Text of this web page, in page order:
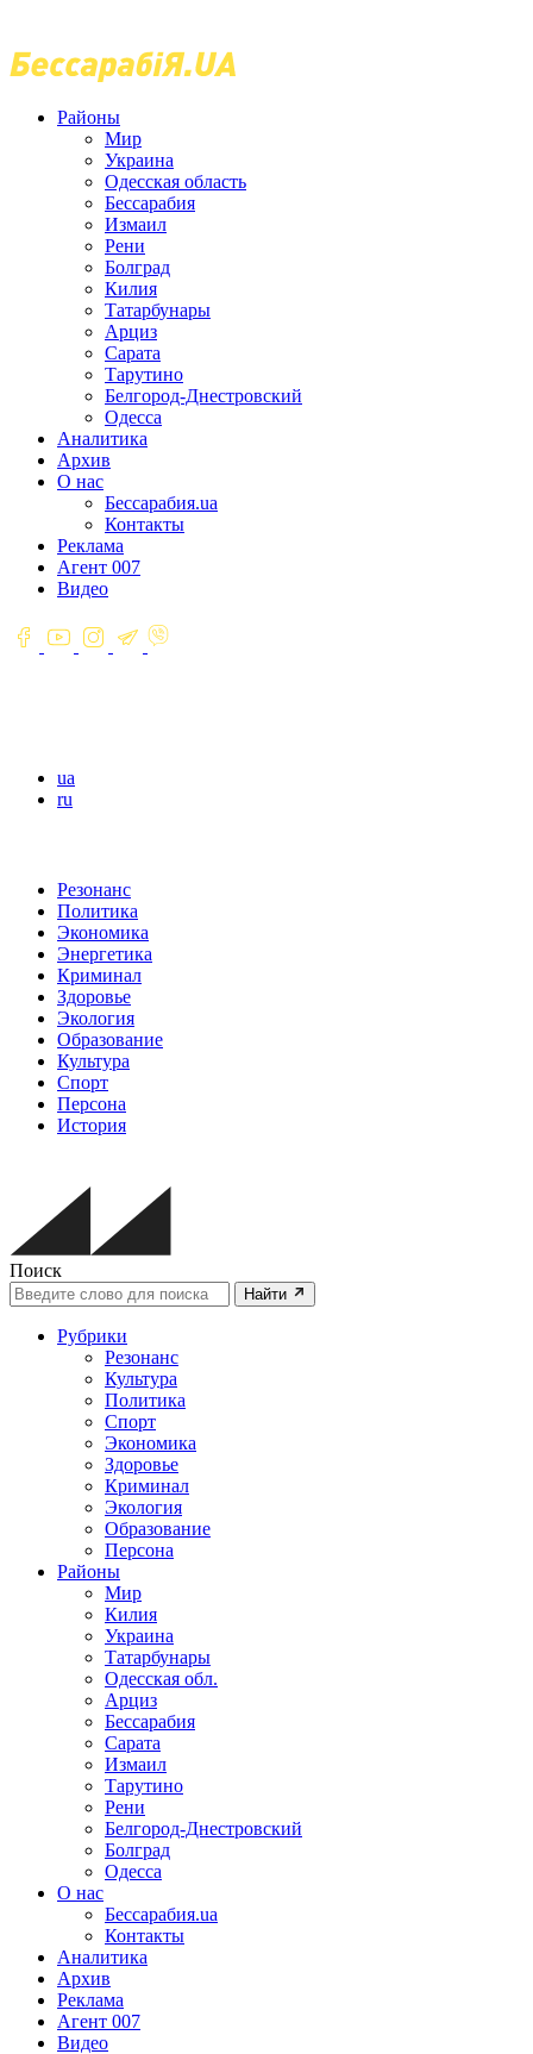
Районы
Мир
Украина
Одесская область
Бессарабия
Измаил
Рени
Болград
Килия
Татарбунары
Арциз
Сарата
Тарутино
Белгород-Днестровский
Одесса
Аналитика
Архив
О нас
Бессарабия.ua
Контакты
Реклама
Агент 007
Видео
ua
ru
Резонанс
Политика
Экономика
Энергетика
Криминал
Здоровье
Экология
Образование
Культура
Спорт
Персона
История
Поиск
Найти
Рубрики
Резонанс
Культура
Политика
Спорт
Экономика
Здоровье
Криминал
Экология
Образование
Персона
Районы
Мир
Килия
Украина
Татарбунары
Одесская обл.
Арциз
Бессарабия
Сарата
Измаил
Тарутино
Рени
Белгород-Днестровский
Болград
Одесса
О нас
Бессарабия.ua
Контакты
Аналитика
Архив
Реклама
Агент 007
Видео